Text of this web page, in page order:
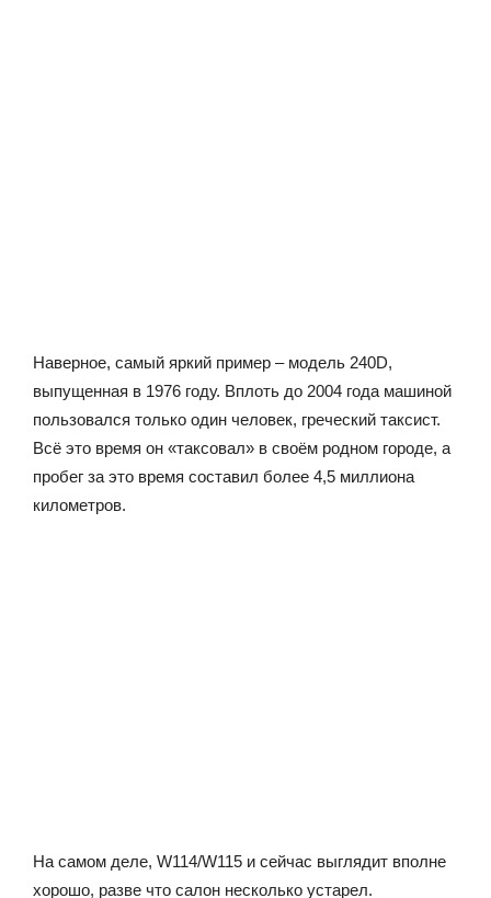
Наверное, самый яркий пример – модель 240D,
выпущенная в 1976 году. Вплоть до 2004 года машиной
пользовался только один человек, греческий таксист.
Всё это время он «таксовал» в своём родном городе, а
пробег за это время составил более 4,5 миллиона
километров.
На самом деле, W114/W115 и сейчас выглядит вполне
хорошо, разве что салон несколько устарел.